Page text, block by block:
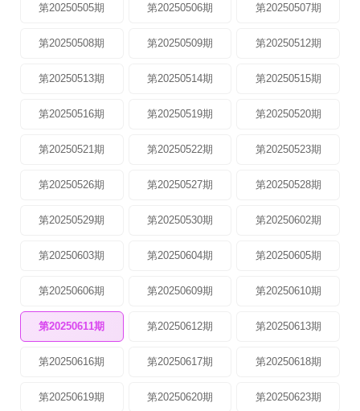
第20250505期 第20250506期 第20250507期
第20250508期 第20250509期 第20250512期
第20250513期 第20250514期 第20250515期
第20250516期 第20250519期 第20250520期
第20250521期 第20250522期 第20250523期
第20250526期 第20250527期 第20250528期
第20250529期 第20250530期 第20250602期
第20250603期 第20250604期 第20250605期
第20250606期 第20250609期 第20250610期
第20250611期 第20250612期 第20250613期
第20250616期 第20250617期 第20250618期
第20250619期 第20250620期 第20250623期